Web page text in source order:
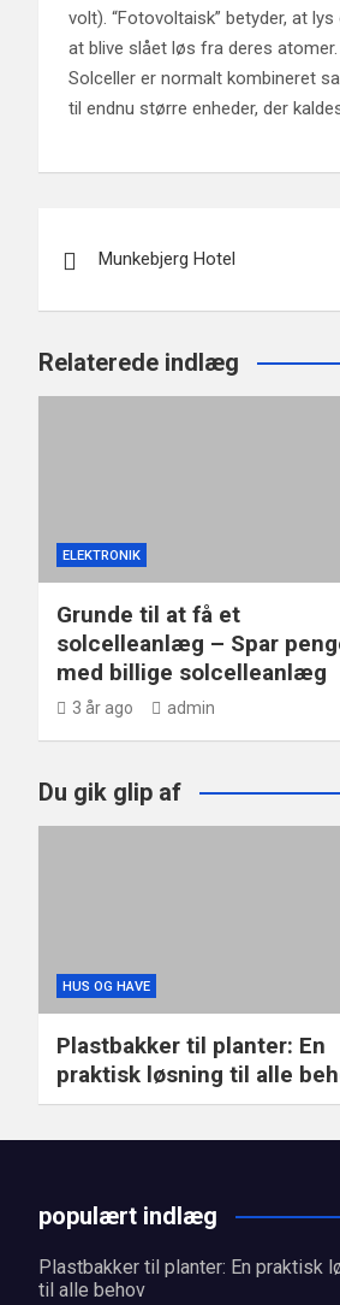
volt). “Fotovoltaisk” betyder, at
at blive slået løs fra deres
Solceller er normalt kombineret
til endnu større enheder, der
Munkebjerg Hotel
Relaterede indlæg
ELEKTRONIK
Grunde til at få et
solcelleanlæg – Spar
med billige solcelleanlæg
3 år ago admin
Du gik glip af
HUS OG HAVE
Plastbakker til planter: En
praktisk løsning til alle
populært indlæg
Plastbakker til planter: En praktisk
til alle behov